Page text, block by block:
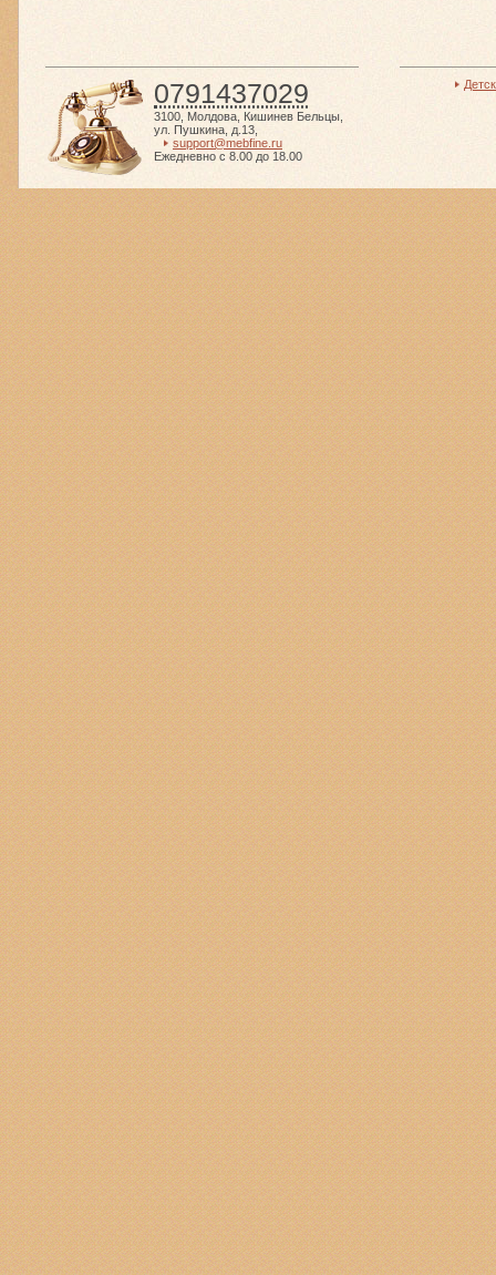
0791437029
3100 Молдова Кишинев Бельцы
ул. Пушкина, д.13
support@mebfine.ru
Ежедневно с 8.00 до 18.00